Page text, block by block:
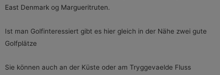
East Denmark og Margueritruten.
Ist man Golfinteressiert gibt es hier gleich in der Nähe zwei gute
Golfplätze
Sie können auch an der Küste oder am Tryggevaelde Fluss